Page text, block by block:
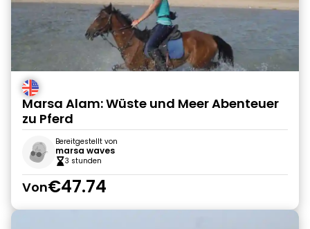
Marsa Alam: Wüste und Meer Abenteuer
zu Pferd
Bereitgestellt von
marsa waves
3 stunden
Von€47.74